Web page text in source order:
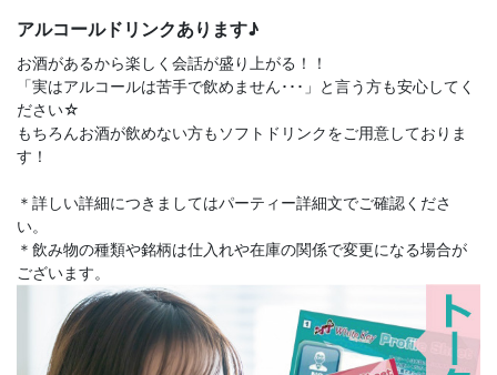
アルコールドリンクあります♪
お酒があるから楽しく会話が盛り上がる！！
「実はアルコールは苦手で飲めません･･･」と言う方も安心してく
ださい☆
もちろんお酒が飲めない方もソフトドリンクをご用意しておりま
す！
＊詳しい詳細につきましてはパーティー詳細文でご確認くださ
い。
＊飲み物の種類や銘柄は仕入れや在庫の関係で変更になる場合が
ございます。